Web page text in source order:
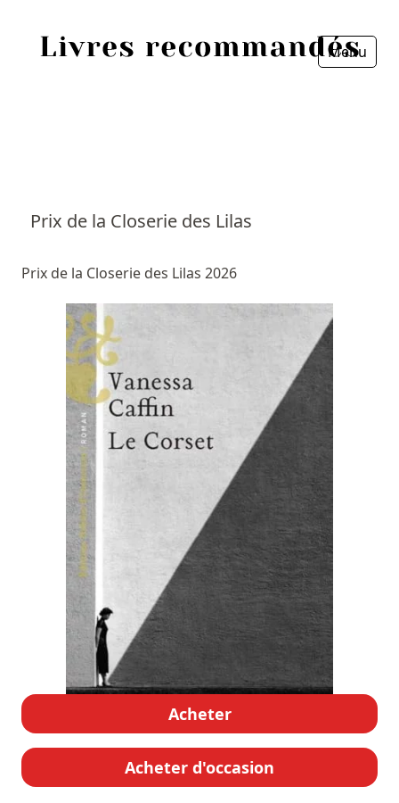
Menu
Prix de la Closerie des Lilas
Prix de la Closerie des Lilas 2026
Acheter
Acheter d'occasion
Livres les plus recommandés
Prix littéraires
Fermer